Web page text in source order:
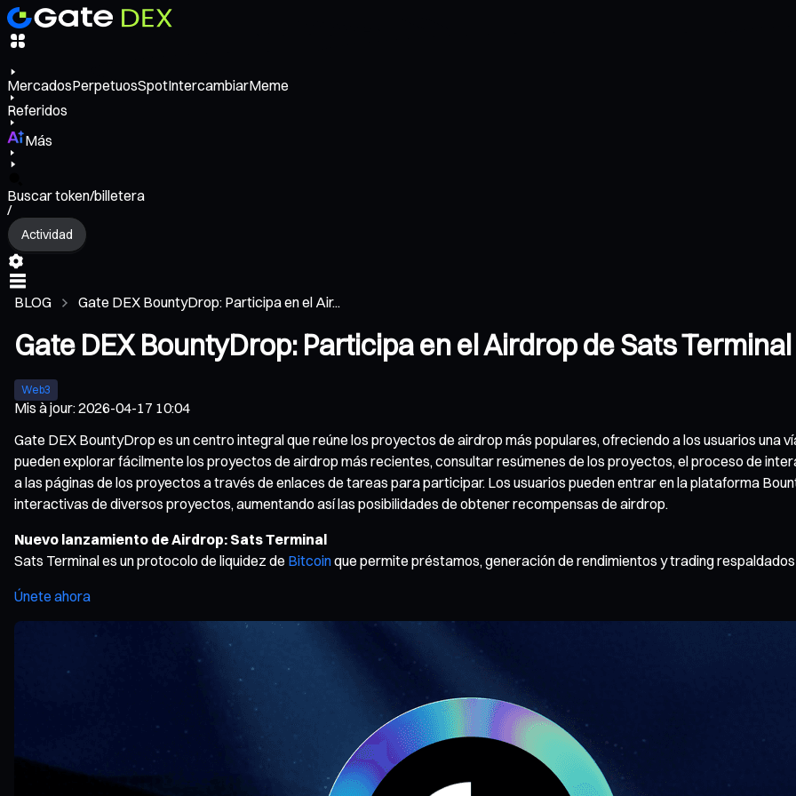
MercadosPerpetuosSpotIntercambiarMeme
Referidos
Más
Buscar token/billetera
/
Actividad
BLOG Gate DEX BountyDrop: Participa en el Air...
Gate DEX BountyDrop: Participa en el Airdrop de Sats
Web3
Mis à jour:2026-04-17 10:04
Gate DEX BountyDrop es un centro integral que reúne los proyectos de airdrop más populares, ofreciendo a los usuarios
pueden explorar fácilmente los proyectos de airdrop más recientes, consultar resúmenes de los proyectos, el proceso de
a las páginas de los proyectos a través de enlaces de tareas para participar. Los usuarios pueden entrar en la plataforma
interactivas de diversos proyectos, aumentando así las posibilidades de obtener recompensas de airdrop.
Nuevo lanzamiento de Airdrop: Sats Terminal
Sats Terminal es un protocolo de liquidez de Bitcoinque permite préstamos, generación de rendimientos y trading
Únete ahora